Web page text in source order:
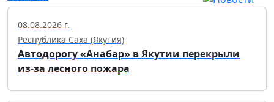
08.08.2026 г.
Республика Саха (Якутия)
Автодорогу «Анабар» в Якутии перекрыли
из-за лесного пожара